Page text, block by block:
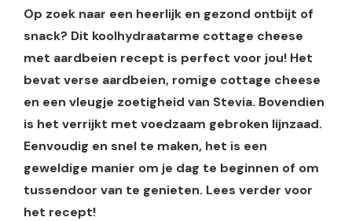
Op zoek naar een heerlijk en gezond ontbijt of
snack? Dit koolhydraatarme cottage cheese
met aardbeien recept is perfect voor jou! Het
bevat verse aardbeien, romige cottage cheese
en een vleugje zoetigheid van Stevia. Bovendien
is het verrijkt met voedzaam gebroken lijnzaad.
Eenvoudig en snel te maken, het is een
geweldige manier om je dag te beginnen of om
tussendoor van te genieten. Lees verder voor
het recept!